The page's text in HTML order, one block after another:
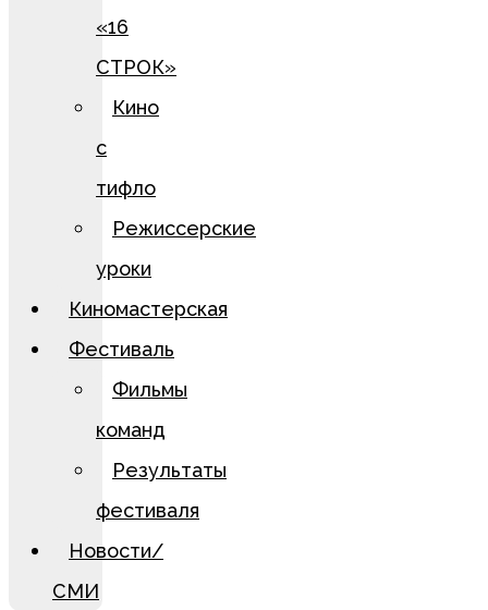
«16
СТРОК»
Кино
с
тифло
Режиссерские
уроки
Киномастерская
Фестиваль
Фильмы
команд
Результаты
фестиваля
Новости/
СМИ